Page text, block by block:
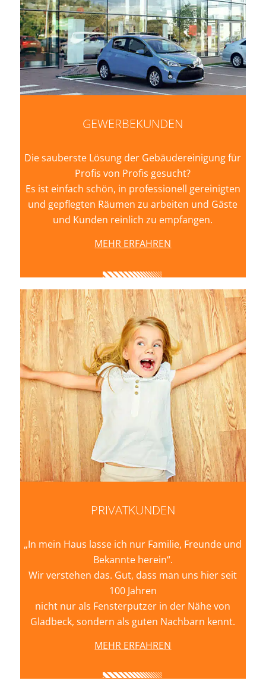
GEWERBEKUNDEN
Die sauberste Lösung der Gebäudereinigung für
Profis von Profis gesucht?
Es ist einfach schön, in professionell gereinigten
und gepflegten Räumen zu arbeiten und Gäste
und Kunden reinlich zu empfangen.
MEHR ERFAHREN
PRIVATKUNDEN
„In mein Haus lasse ich nur Familie, Freunde und
Bekannte herein“.
Wir verstehen das. Gut, dass man uns hier seit
100 Jahren
nicht nur als Fensterputzer in der Nähe von
Gladbeck, sondern als guten Nachbarn kennt.
MEHR ERFAHREN